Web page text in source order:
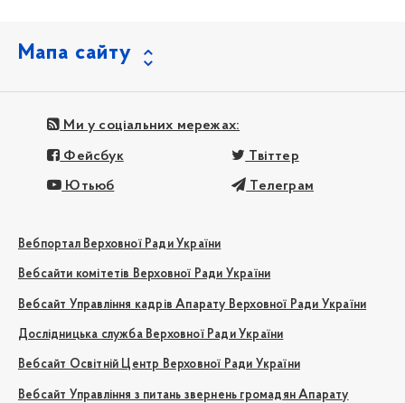
Мапа сайту
Ми у соціальних мережах:
Фейсбук Твіттер
Ютьюб Телеграм
Вебпортал Верховної Ради України
Вебсайти комітетів Верховної Ради України
Вебсайт Управління кадрів Апарату Верховної Ради України
Дослідницька служба Верховної Ради України
Вебсайт Освітній Центр Верховної Ради України
Вебсайт Управління з питань звернень громадян Апарату